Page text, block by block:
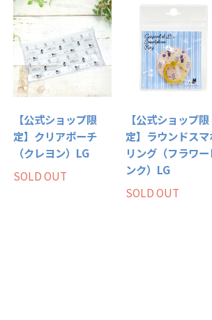
【公式ショップ限
定】クリアポーチ
（クレヨン）LG
SOLD OUT
【公式ショップ限
定】ラウンドスマ
リング（フラワ
ンク）LG
SOLD OUT